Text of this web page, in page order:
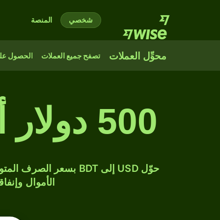
شخصي المنصة
محوِّل العملات تصفح جميع العملات الحصول
500 دولار أمريكي إلى تاكا بنغلاديشي
الأموال